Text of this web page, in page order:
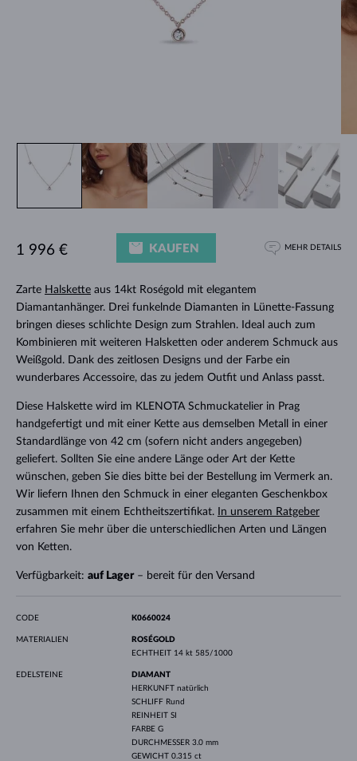
Zarte Halsketteaus 14kt Roségold mit elegantem
Diamantanhänger. Drei funkelnde Diamanten in Lünette-Fassung
bringen dieses schlichte Design zum Strahlen. Ideal auch zum
Kombinieren mit weiteren Halsketten oder anderem Schmuck aus
Weißgold. Dank des zeitlosen Designs und der Farbe ein
wunderbares Accessoire, das zu jedem Outfit und Anlass passt.
Diese Halskette wird im KLENOTA Schmuckatelier in Prag
handgefertigt und mit einer Kette aus demselben Metall in einer
Standardlänge von 42 cm (sofern nicht anders angegeben)
geliefert. Sollten Sie eine andere Länge oder Art der Kette
wünschen, geben Sie dies bitte bei der Bestellung im Vermerk an.
Wir liefern Ihnen den Schmuck in einer eleganten Geschenkbox
zusammen mit einem Echtheitszertifikat.
In unserem Ratgeber
erfahren Sie mehr über die unterschiedlichen Arten und Längen
von Ketten.
Verfügbarkeit: auf Lager– bereit für den Versand
1 996 € KAUFEN MEHR DETAILS
CODE K0660024
MATERIALIEN
ROSÉGOLD
ECHTHEIT 14 kt 585/1000
EDELSTEINE
DIAMANT
HERKUNFT natürlich
SCHLIFF Rund
REINHEIT SI
FARBE G
DURCHMESSER 3.0 mm
GEWICHT 0.315 ct